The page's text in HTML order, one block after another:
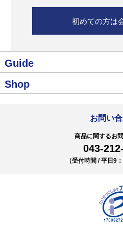
初めての方は
Guide
Shop
お問い
商品に関するお
043-
（受付時間 / 平日9